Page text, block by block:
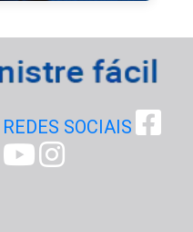
REDES SOCIAIS